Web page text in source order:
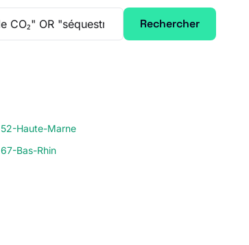
Rechercher
52-Haute-Marne
67-Bas-Rhin